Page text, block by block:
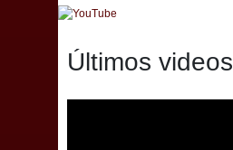
Últimos videos